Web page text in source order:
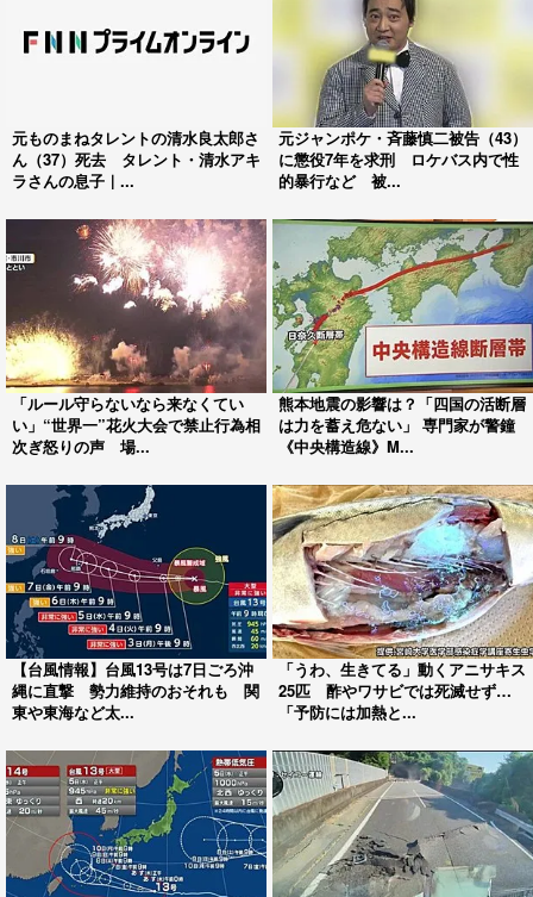
元ものまねタレントの清水良太郎さ
ん（37）死去 タレント・清水アキ
ラさんの息子｜...
元ジャンポケ・斉藤慎二被告（43）
に懲役7年を求刑 ロケバス内で性
的暴行など 被...
「ルール守らないなら来なくてい
い」“世界一”花火大会で禁止行為相
次ぎ怒りの声 場...
熊本地震の影響は？「四国の活断層
は力を蓄え危ない」 専門家が警鐘
《中央構造線》M...
【台風情報】台風13号は7日ごろ沖
縄に直撃 勢力維持のおそれも 関
東や東海など太...
「うわ、生きてる」動くアニサキス
25匹 酢やワサビでは死滅せず…
「予防には加熱と...